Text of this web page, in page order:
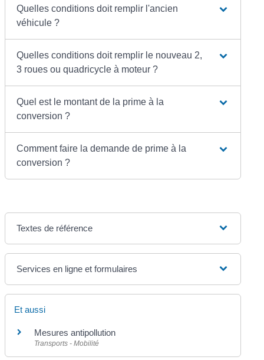
Quelles conditions doit remplir l'ancien
véhicule ?
Quelles conditions doit remplir le nouveau 2,
3 roues ou quadricycle à moteur ?
Quel est le montant de la prime à la
conversion ?
Comment faire la demande de prime à la
conversion ?
Textes de référence
Services en ligne et formulaires
Et aussi
Mesures antipollution
Transports - Mobilité